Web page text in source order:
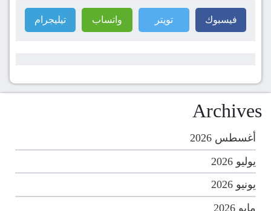
فيسبوك تويتر واتساب تيليجرام
Archives
أغسطس 2026
يوليو 2026
يونيو 2026
مايو 2026